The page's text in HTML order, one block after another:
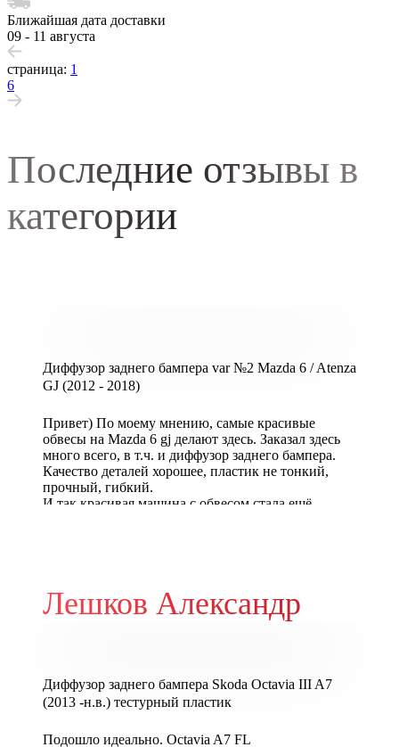
Ближайшая дата доставки
09 - 11 августа
страница: 1
6
Последние отзывы в
категории
Диффузор заднего бампера var №2 Mazda 6 / Atenza
GJ (2012 - 2018)
Привет) По моему мнению, самые красивые
обвесы на Mazda 6 gj делают здесь. Заказал здесь
много всего, в т.ч. и диффузор заднего бампера.
Качество деталей хорошее, пластик не тонкий,
прочный, гибкий.
И так красивая машина с обвесом стала ещё
Лешков Александр
Диффузор заднего бампера Skoda Octavia III A7
(2013 -н.в.) тестурный пластик
Подошло идеально. Octavia A7 FL